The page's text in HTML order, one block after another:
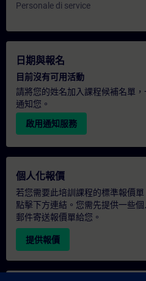
Personale di service
日期與報名
目前沒有可用活動
請將您的姓名加入課程候補名單
通知您。
啟用通知服務
個人化報價
若您需要此培訓課程的標準報價
點擊下方連結。您需先提供一些
郵件寄送報價單給您。
提供報價